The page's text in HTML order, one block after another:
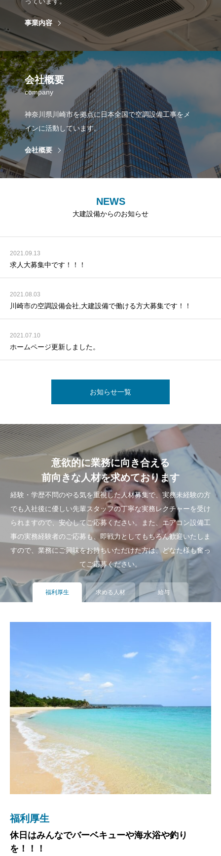
事業内容
会社概要
company
神奈川県川崎市を拠点に日本全国で空調設備工事をメ
インに活動しています。
会社概要
NEWS
大建設備からのお知らせ
2021.09.13
求人大募集中です！！！
2021.08.03
川崎市の空調設備会社,大建設備で働ける方大募集です！！
2021.07.10
ホームページ更新しました。
お知らせ一覧
意欲的に業務に向き合える
前向きな人材を求めております
経験・学歴不問のやる気を重視した人材募集で、実務未経験の方
でも入社後に優しい先輩スタッフの丁寧な実務レクチャーを受け
られますので、安心してご応募ください。また、エアコン設備工
事の実務経験者のご応募も、即戦力としてもちろん歓迎いたしま
すので、業務にご興味をお持ちいただけた方は、どなた様も奮っ
てご応募ください。
福利厚生 求める人材 給与
福利厚生
休日はみんなでバーベキューや海水浴や釣り
を！！！
求める人材
未経験者、経験者共に一緒に働ける仲間
大募集です！！！
給与
高収入のチャンスはもちろん準備！！！
当社は高収入も夢ではありません。それぞれの頑張りにあった給